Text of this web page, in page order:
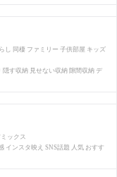
し 同棲 ファミリー 子供部屋 キッズ
す収納 見せない収納 隙間収納 デ
ックス
インスタ映え SNS話題 人気 おすす